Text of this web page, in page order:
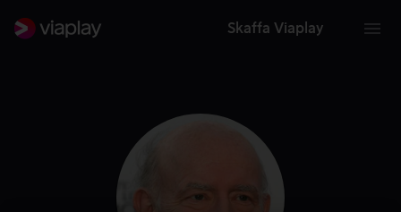
Skaffa Viaplay